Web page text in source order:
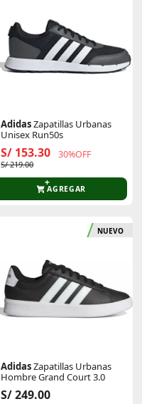
AdidasZapatillas Urbanas
Unisex Run50s
S/ 153.30 30%OFF
S/ 219.00
AGREGAR
NUEVO
AdidasZapatillas Urbanas
Hombre Grand Court 3.0
S/ 249.00